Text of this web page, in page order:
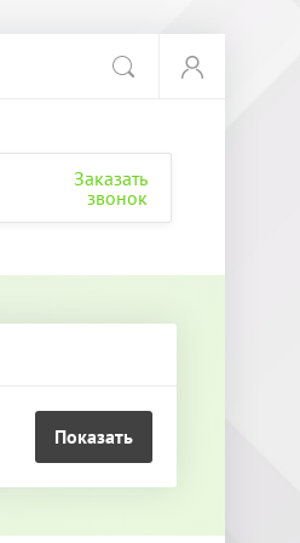
Заказать
звонок
Показать